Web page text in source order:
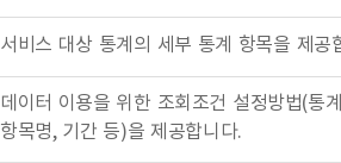
서비스 대상 통계의 세부 통계 항목을 제공
데이터 이용을 위한 조회조건 설정방법(통
항목명, 기간 등)을 제공합니다.